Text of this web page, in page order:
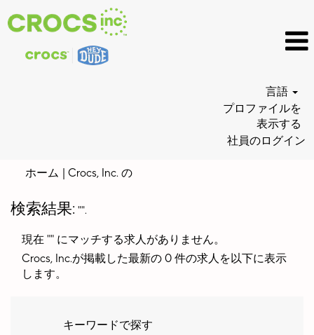
言語
プロファイルを
表示する
社員のログイン
ホーム Crocs, Inc. の(現
ー
ジ)
検索結果: "".
現在 "" にマッチする求人がありません。
Crocs, Inc.が掲載した最新の 0 件の求人を以下に表示
します。
キーワードで探す